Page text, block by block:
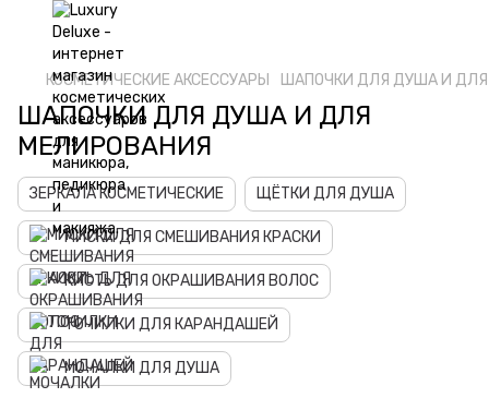
КОСМЕТИЧЕСКИЕ АКСЕССУАРЫ ШАПОЧКИ ДЛЯ ДУША И
ШАПОЧКИ ДЛЯ ДУША И ДЛЯ
МЕЛИРОВАНИЯ
ЗЕРКАЛА КОСМЕТИЧЕСКИЕ ЩËТКИ ДЛЯ ДУША
МИСКИ ДЛЯ СМЕШИВАНИЯ КРАСКИ
КИСТЬ ДЛЯ ОКРАШИВАНИЯ ВОЛОС
ТОЧИЛКИ ДЛЯ КАРАНДАШЕЙ
МОЧАЛКИ ДЛЯ ДУША